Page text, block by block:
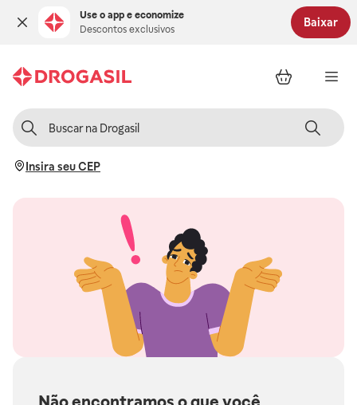
Use o app e economize
Descontos exclusivos
Baixar
Insira seu CEP